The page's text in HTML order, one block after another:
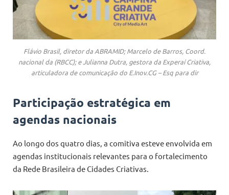
Flávio Brasil, diretor da ABRAMID; Marcelo de Barros, Coord.
nacional da (RBCC); e Julianna Dutra, gestora da Experaí Criativa,
articuladora de comunicação do E.Inov.CG – Esq para dir
Participação estratégica em
agendas nacionais
Ao longo dos quatro dias, a comitiva esteve envolvida em
agendas institucionais relevantes para o fortalecimento
da Rede Brasileira de Cidades Criativas.